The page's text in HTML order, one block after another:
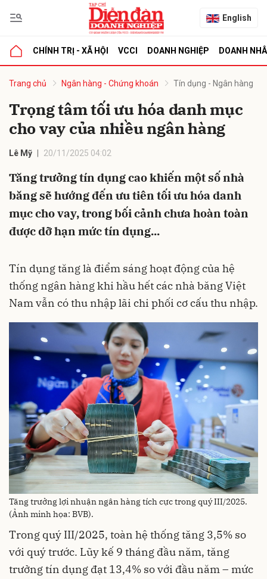
English
CHÍNH TRỊ - XÃ HỘI VCCI DOANH NGHIỆP DOANH
Trang chủ Ngân hàng - Chứng khoán Tín dụng - Ngân hàng
Trọng tâm tối ưu hóa danh mục
cho vay của nhiều ngân hàng
Lê Mỹ 20/11/2025 04:02
Tăng trưởng tín dụng cao khiến một số nhà
băng sẽ hướng đến ưu tiên tối ưu hóa danh
mục cho vay, trong bối cảnh chưa hoàn toàn
được dỡ hạn mức tín dụng...
Tín dụng tăng là điểm sáng hoạt động của hệ
thống ngân hàng khi hầu hết các nhà băng Việt
Nam vẫn có thu nhập lãi chi phối cơ cấu thu nhập.
Tăng trưởng lợi nhuận ngân hàng tích cực trong quý III/2025.
(Ảnh minh họa: BVB).
Trong quý III/2025, toàn hệ thống tăng 3,5% so
với quý trước. Lũy kế 9 tháng đầu năm, tăng
trưởng tín dụng đạt 13,4% so với đầu năm – mức
luận
Hủy